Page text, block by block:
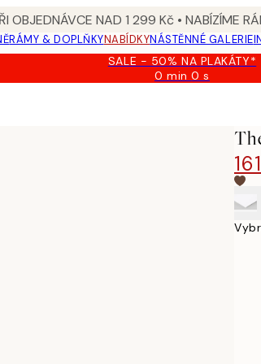
OBJEDNÁVCE NAD 1 299 Kč • NABÍZÍME
RÁMY & DOPLŇKYNABÍDKYNÁSTĚNNÉ GALERIE
SALE - 50% NA PLAKÁTY*
0 min0 s
Platné